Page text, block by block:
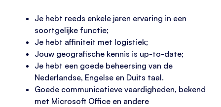
Je hebt reeds enkele jaren ervaring in een
soortgelijke functie;
Je hebt affiniteit met logistiek;
Jouw geografische kennis is up-to-date;
Je hebt een goede beheersing van de
Nederlandse, Engelse en Duits taal.
Goede communicatieve vaardigheden, bekend
met Microsoft Office en andere